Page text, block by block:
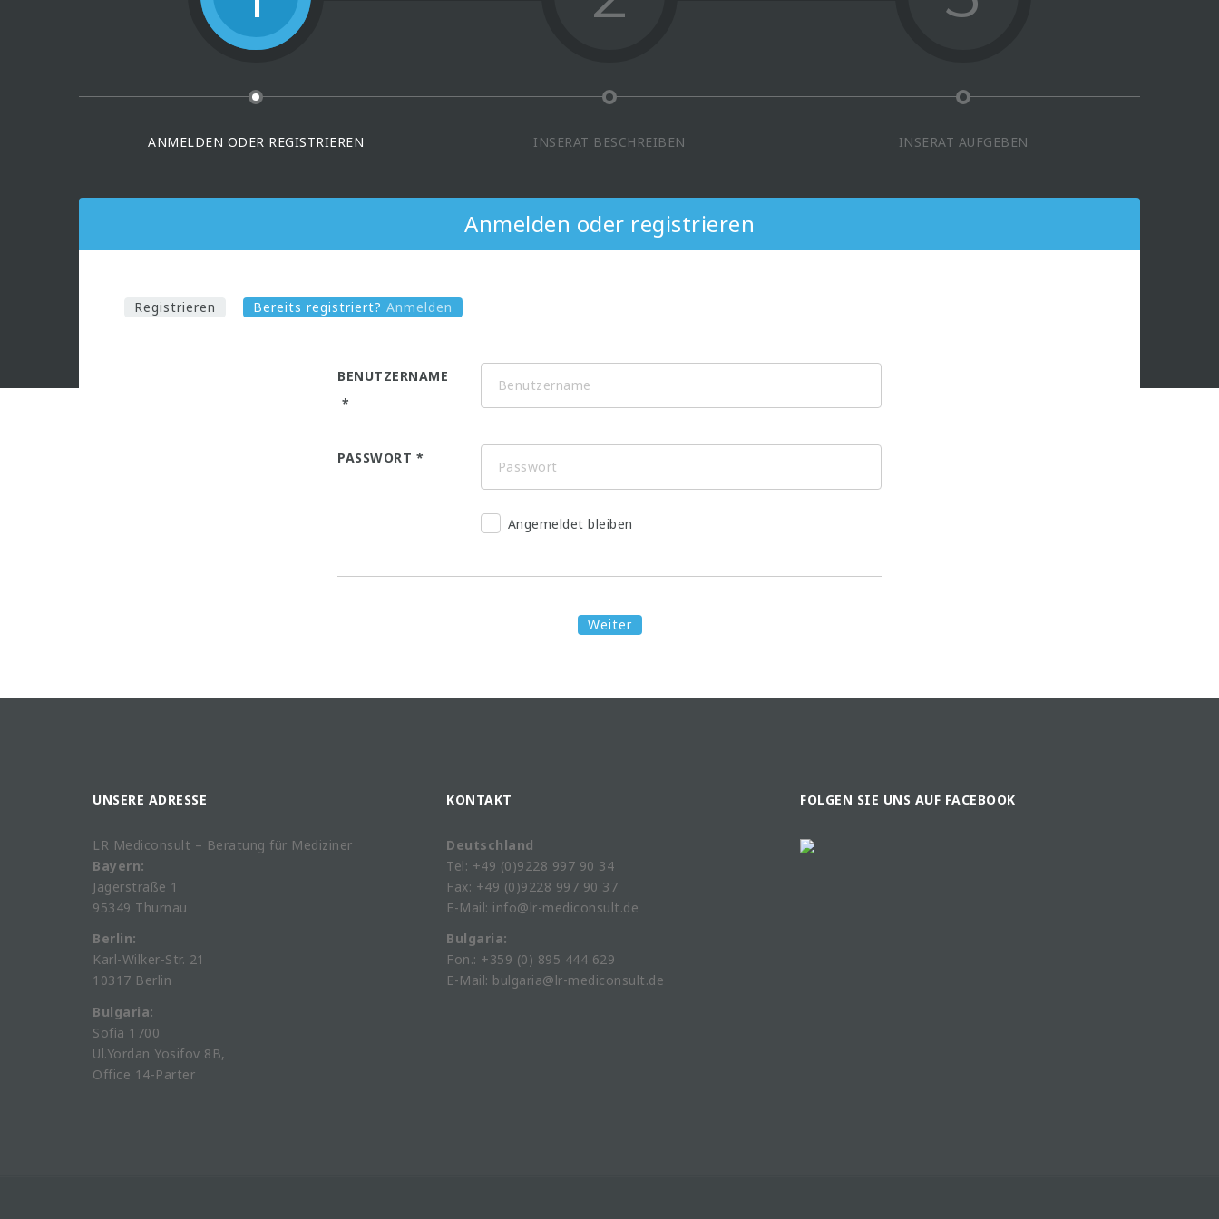
ANMELDEN ODER REGISTRIEREN INSERAT BESCHREIBEN INSERAT AUFGEBEN
Anmelden oder registrieren
Registrieren Bereits registriert? Anmelden
BENUTZERNAME
PASSWORT
Angemeldet bleiben
Weiter
UNSERE ADRESSE
LR Mediconsult – Beratung für Mediziner
Bayern:
Jägerstraße 1
95349 Thurnau
Berlin:
Karl-Wilker-Str. 21
10317 Berlin
Bulgaria:
Sofia 1700
Ul.Yordan Yosifov 8B,
Office 14-Parter
KONTAKT
Deutschland
Tel: +49 (0)9228 997 90 34
Fax: +49 (0)9228 997 90 37
E-Mail: info@lr-mediconsult.de
Bulgaria:
Fon.: +359 (0) 895 444 629
E-Mail: bulgaria@lr-mediconsult.de
FOLGEN SIE UNS AUF FACEBOOK